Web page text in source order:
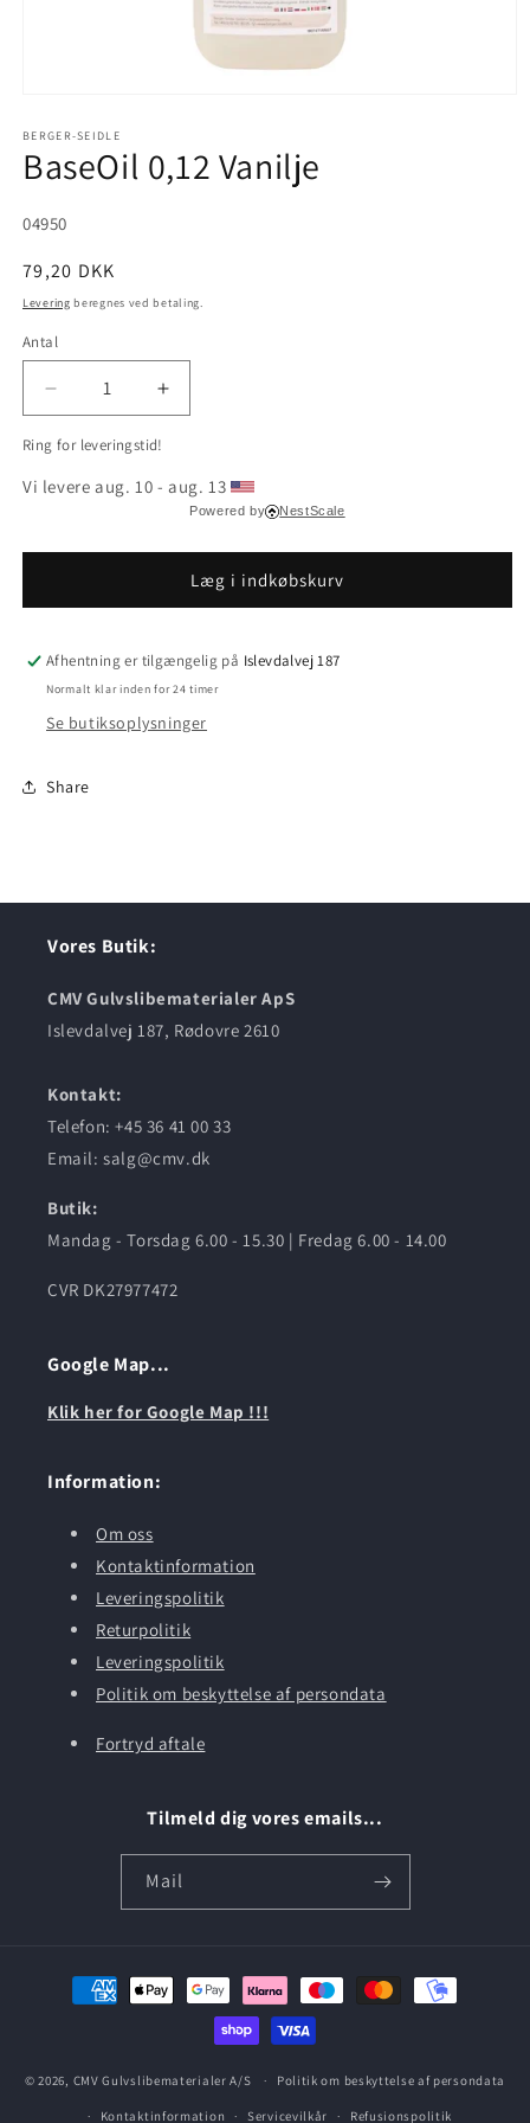
1
i
modus
BERGER-SEIDLE
BaseOil 0,12 Vanilje
SKU:
04950
Normalpris
79,20 DKK
Levering beregnes ved betaling.
Antal
Reducer
antallet
for
0,12
Øg
antallet
0,12
Vanilje
Ring for leveringstid!
Vi levere aug. 10 - aug. 13
Powered by NestScale
Læg i indkøbskurv
Afhentning er tilgængelig på Islevdalvej 187
Normalt klar inden for 24 timer
Se butiksoplysninger
Share
Vores Butik:
CMV Gulvslibematerialer ApS
Islevdalvej 187, Rødovre 2610
Kontakt:
Telefon: +45 36 41 00 33
Email: salg@cmv.dk
Butik:
Mandag - Torsdag 6.00 - 15.30 | Fredag 6.00 - 14.00
CVR DK27977472
Google Map...
Klik her for Google Map !!!
Information:
Om oss
Kontaktinformation
Leveringspolitik
Returpolitik
Leveringspolitik
Politik om beskyttelse af persondata
Fortryd aftale
Tilmeld dig vores emails...
Mail
Betalingsmetoder
© 2026, CMV Gulvslibematerialer A/S Politik om beskyttelse af persondata
Kontaktinformation Servicevilkår Refusionspolitik